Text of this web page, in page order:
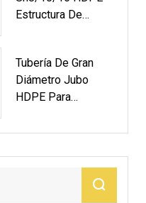
Estándar
Estructura De
Inundación
Tubería De Gran
Diámetro Jubo
HDPE Para
Agua/sistema De